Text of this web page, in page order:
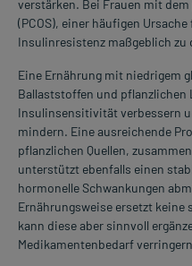
verstärken. Bei Frauen mit
(PCOS), einer häufigen
Insulinresistenz maßgeblich zu
Eine Ernährung mit niedrigem
Ballaststoffen und
Insulinsensitivität verbessern
mindern. Eine ausreichende
pflanzlichen Quellen,
unterstützt ebenfalls einen
hormonelle Schwankungen
Ernährungsweise ersetzt keine
kann diese aber sinnvoll
Medikamentenbedarf